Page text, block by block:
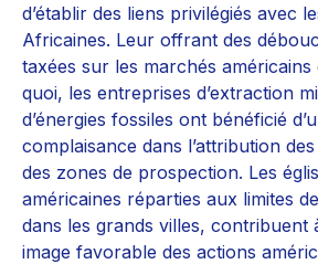
d’établir des liens privilégiés avec
Africaines. Leur offrant des
taxées sur les marchés américains
quoi, les entreprises d’extraction
d’énergies fossiles ont bénéficié
complaisance dans l’attribution
des zones de prospection. Les
américaines réparties aux limites
dans les grands villes, contribuent
image favorable des actions